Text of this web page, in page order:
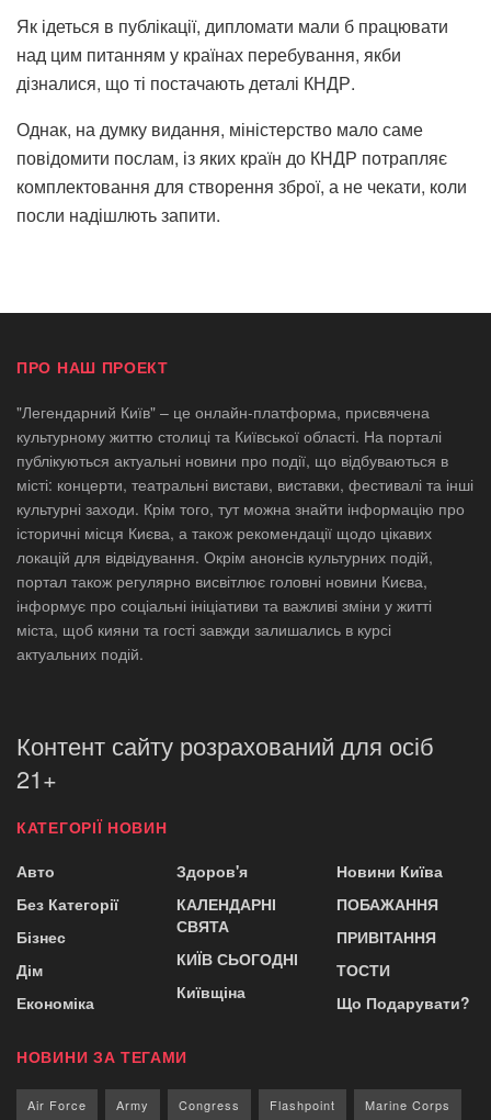
Як ідеться в публікації, дипломати мали б працювати
над цим питанням у країнах перебування, якби
дізналися, що ті постачають деталі КНДР.
Однак, на думку видання, міністерство мало саме
повідомити послам, із яких країн до КНДР потрапляє
комплектовання для створення зброї, а не чекати, коли
посли надішлють запити.
ПРО НАШ ПРОЕКТ
"Легендарний Київ" – це онлайн-платформа, присвячена
культурному життю столиці та Київської області. На порталі
публікуються актуальні новини про події, що відбуваються в
місті: концерти, театральні вистави, виставки, фестивалі та інші
культурні заходи. Крім того, тут можна знайти інформацію про
історичні місця Києва, а також рекомендації щодо цікавих
локацій для відвідування. Окрім анонсів культурних подій,
портал також регулярно висвітлює головні новини Києва,
інформує про соціальні ініціативи та важливі зміни у житті
міста, щоб кияни та гості завжди залишались в курсі
актуальних подій.
Контент сайту розрахований для осіб
21+
КАТЕГОРІЇ НОВИН
Авто
Без Категорії
Бізнес
Дім
Економіка
Здоров'я
КАЛЕНДАРНІ
СВЯТА
КИЇВ СЬОГОДНІ
Київщіна
Новини Київа
ПОБАЖАННЯ
ПРИВІТАННЯ
ТОСТИ
Що Подарувати?
НОВИНИ ЗА ТЕГАМИ
Air Force Army Congress Flashpoint Marine Corps